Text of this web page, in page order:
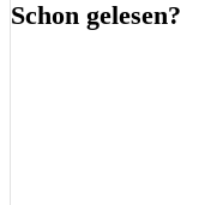
Schon gelesen?